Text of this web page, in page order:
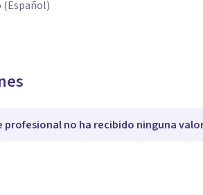
profesional no ha recibido ninguna